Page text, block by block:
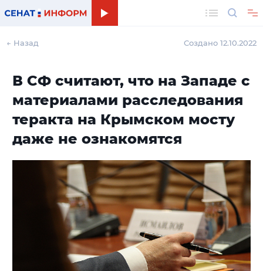
← Назад Создано 12.10.2022
В СФ считают, что на Западе с
материалами расследования
теракта на Крымском мосту
даже не ознакомятся